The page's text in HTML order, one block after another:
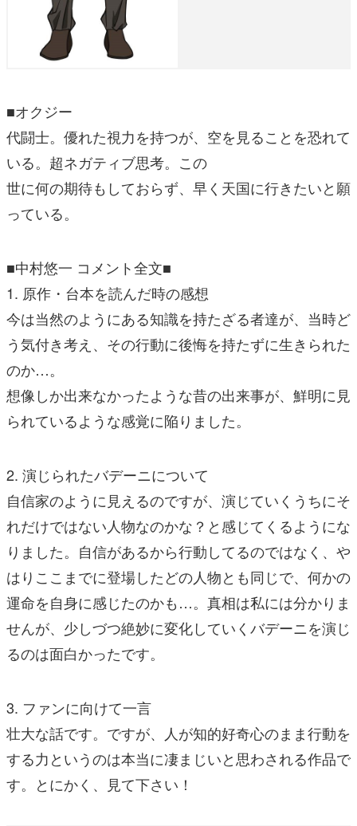
■オクジー
代闘士。優れた視力を持つが、空を見ることを恐れて
いる。超ネガティブ思考。この
世に何の期待もしておらず、早く天国に行きたいと願
っている。
■中村悠一 コメント全文■
1. 原作・台本を読んだ時の感想
今は当然のようにある知識を持たざる者達が、当時ど
う気付き考え、その行動に後悔を持たずに生きられた
のか…。
想像しか出来なかったような昔の出来事が、鮮明に見
られているような感覚に陥りました。
2. 演じられたバデーニについて
自信家のように見えるのですが、演じていくうちにそ
れだけではない人物なのかな？と感じてくるようにな
りました。自信があるから行動してるのではなく、や
はりここまでに登場したどの人物とも同じで、何かの
運命を自身に感じたのかも…。真相は私には分かりま
せんが、少しづつ絶妙に変化していくバデーニを演じ
るのは面白かったです。
3. ファンに向けて一言
壮大な話です。ですが、人が知的好奇心のまま行動を
する力というのは本当に凄まじいと思わされる作品で
す。とにかく、見て下さい！